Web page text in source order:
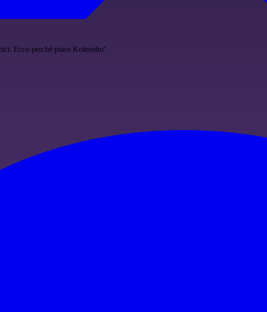
Ecco perché piace Koleosho"